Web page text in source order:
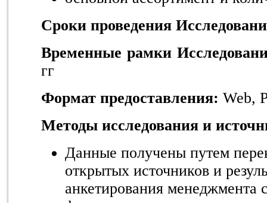
Сроки проведения
Временные рамки
гг
Формат предоставления: Web,
Методы исследования и
Данные получены путем
открытых источников и
анкетирования менеджмента